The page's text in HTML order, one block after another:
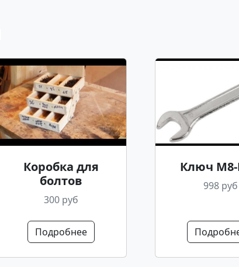
Коробка для
болтов
300 руб
Подробнее
Ключ
998 руб